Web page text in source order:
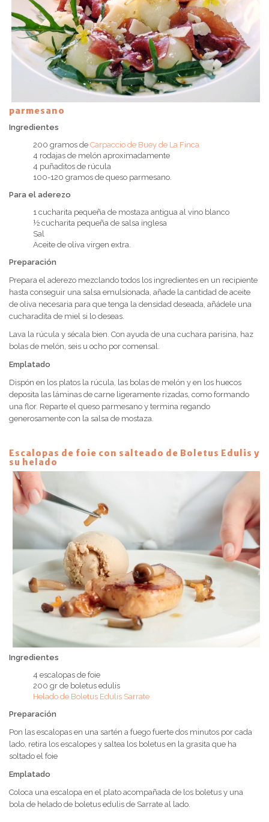
parmesano
Ingredientes
200 gramos de Carpaccio de Buey de La Finca
4 rodajas de melón aproximadamente
4 puñaditos de rúcula
100-120 gramos de queso parmesano.
Para el aderezo
1 cucharita pequeña de mostaza antigua al vino blanco
½ cucharita pequeña de salsa inglesa
Sal
Aceite de oliva virgen extra.
Preparación
Prepara el aderezo mezclando todos los ingredientes en un recipiente
hasta conseguir una salsa emulsionada, añade la cantidad de aceite
de oliva necesaria para que tenga la densidad deseada, añádele una
cucharadita de miel si lo deseas.
Lava la rúcula y sécala bien. Con ayuda de una cuchara parisina, haz
bolas de melón, seis u ocho por comensal.
Emplatado
Dispón en los platos la rúcula, las bolas de melón y en los huecos
deposita las láminas de carne ligeramente rizadas, como formando
una flor. Reparte el queso parmesano y termina regando
generosamente con la salsa de mostaza.
Escalopas de foie con salteado de Boletus Edulis y
su helado
Ingredientes
4 escalopas de foie
200 gr de boletus edulis
Helado de Boletus Edulis Sarrate
Preparación
Pon las escalopas en una sartén a fuego fuerte dos minutos por cada
lado, retira los escalopes y saltea los boletus en la grasita que ha
soltado el foie
Emplatado
Coloca una escalopa en el plato acompañada de los boletus y una
bola de helado de boletus edulis de Sarrate al lado.